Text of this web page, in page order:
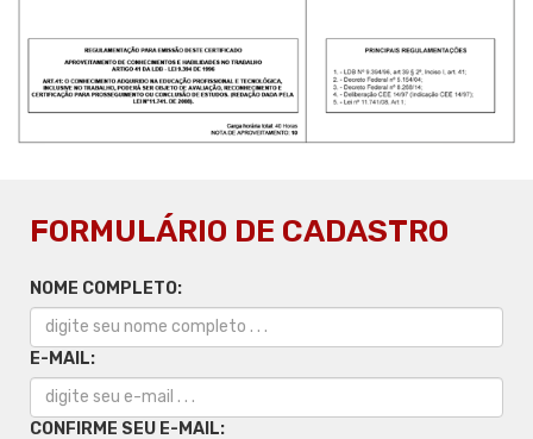
FORMULÁRIO DE CADASTRO
NOME COMPLETO:
E-MAIL:
CONFIRME SEU E-MAIL: